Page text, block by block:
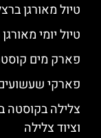
טיול מאורגן
טיול יומי
פארק מים
פארקי
צלילה בקוסטה
וציוד צלילה